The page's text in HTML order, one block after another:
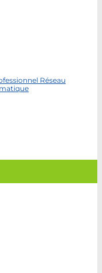
Réseau